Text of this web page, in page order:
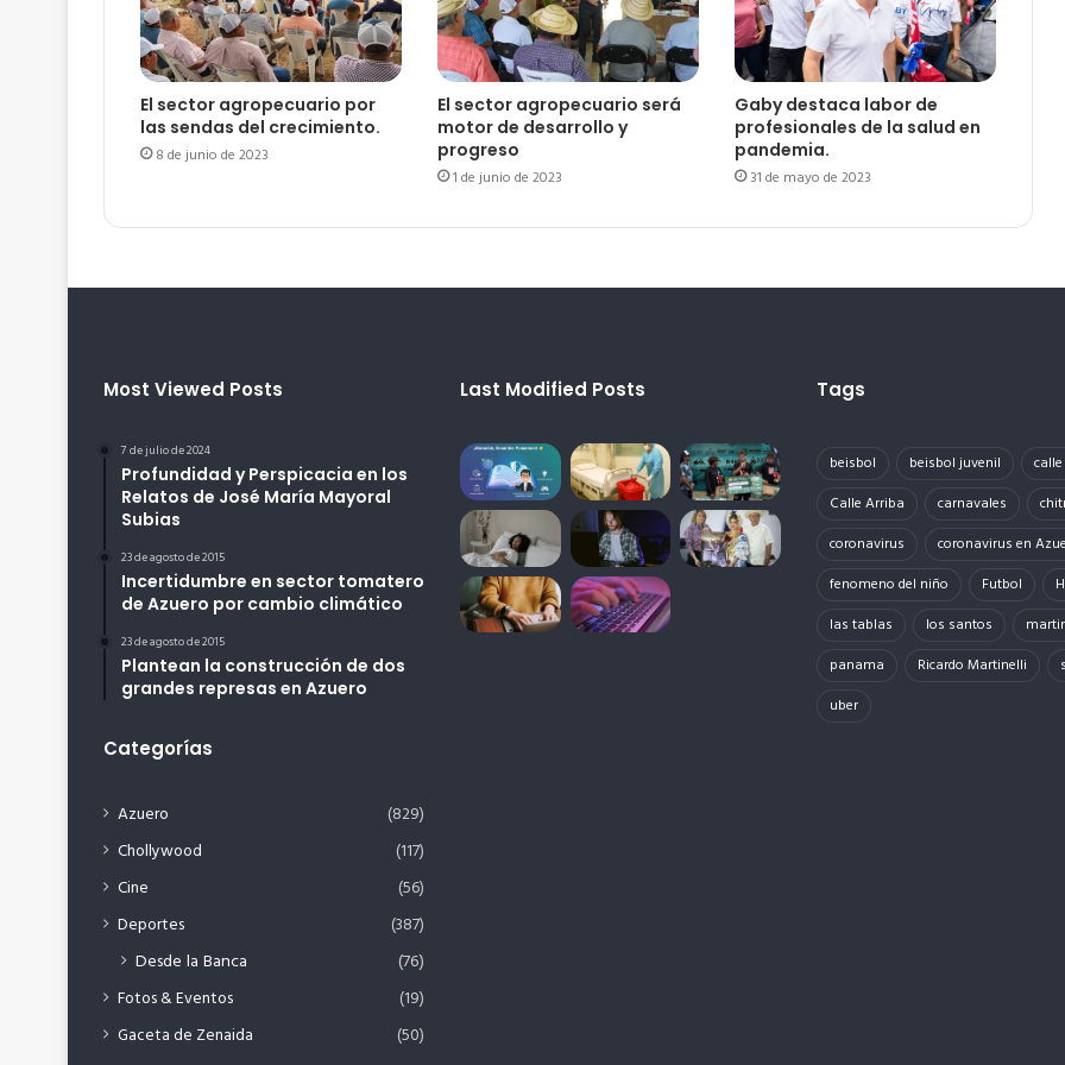
El sector agropecuario por
las sendas del crecimiento.
8 de junio de 2023
El sector agropecuario será
motor de desarrollo y
progreso
1 de junio de 2023
Gaby destaca labor de
profesionales de la salud en
pandemia.
31 de mayo de 2023
Most Viewed Posts
7 de julio de 2024
Profundidad y Perspicacia en los
Relatos de José María Mayoral
Subias
23 de agosto de 2015
Incertidumbre en sector tomatero
de Azuero por cambio climático
23 de agosto de 2015
Plantean la construcción de dos
grandes represas en Azuero
Categorías
Azuero
(829)
Chollywood
(117)
Cine
(56)
Deportes
(387)
Desde la Banca (76)
Fotos & Eventos
(19)
Gaceta de Zenaida
(50)
Last Modified Posts Tags
beisbol beisbol juvenil
Calle Arriba
carnavales
coronavirus
coronavirus en
fenomeno del niño
Futbol
las tablas
los santos
panama
Ricardo Martinelli
uber